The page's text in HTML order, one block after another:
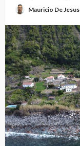
Mauricio De Jesus